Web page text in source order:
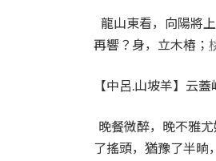
龍山東看，向陽將
再響？身，立木樁；
【中呂.山坡羊】云
晚餐微醉，晚不雅
了搖頭，猶豫了半晌